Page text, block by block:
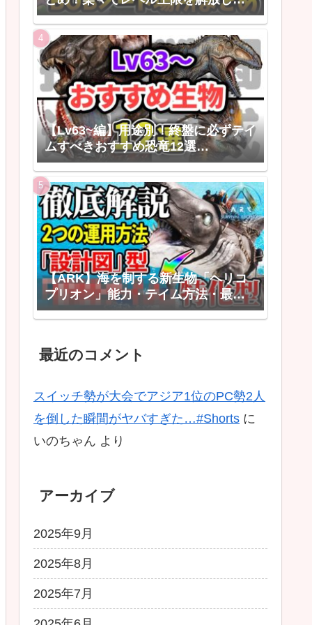
う！
【Lv63~編】用途別！終盤に必ずテイ
ムすべきおすすめ恐竜12選
【ARK/ASAゆっくり解説】
【ARK】海を制する新生物「ヘリコ
プリオン」能力・テイム方法・最強
の活用法【ARK: Survival
最近のコメント
スイッチ勢が大会でアジア1位のPC勢2人
を倒した瞬間がヤバすぎた…#Shorts に
いのちゃん より
アーカイブ
2025年9月
2025年8月
2025年7月